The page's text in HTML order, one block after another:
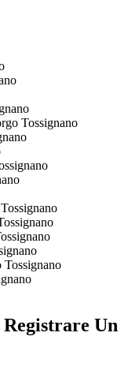
Tossignano
Tossignano
Un